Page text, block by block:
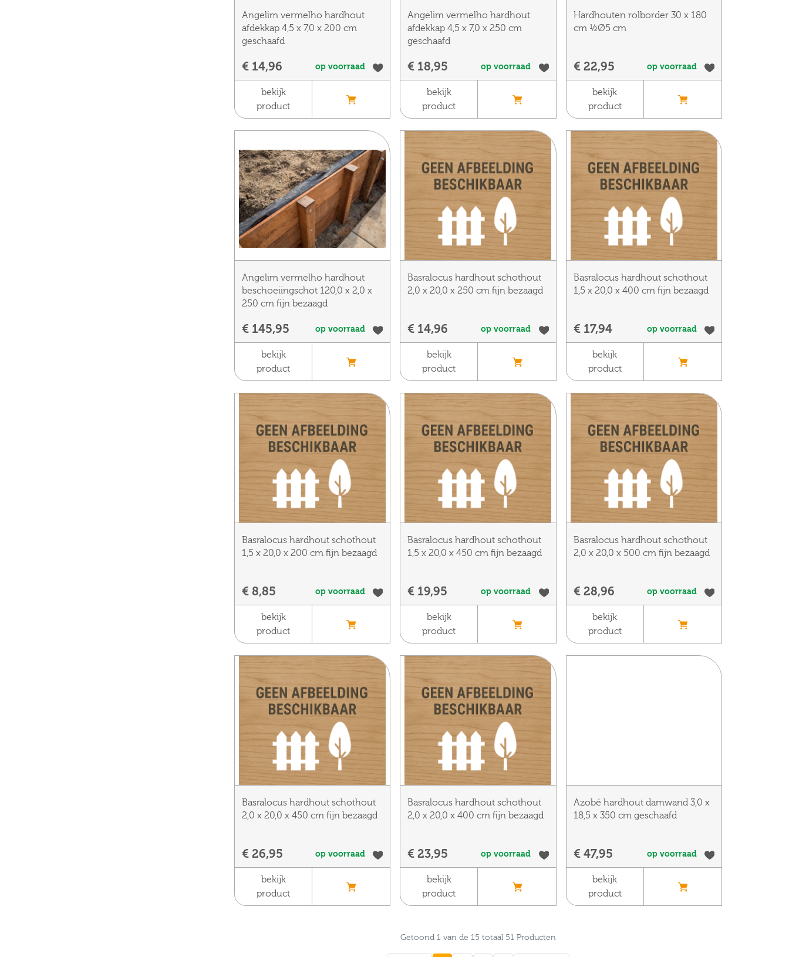
Angelim vermelho hardhout
afdekkap 4,5 x 7,0 x 200 cm
geschaafd
€ 14,96 op voorraad
bekijk
product
Angelim vermelho hardhout
afdekkap 4,5 x 7,0 x 250 cm
geschaafd
€ 18,95 op voorraad
bekijk
product
Hardhouten rolborder 30 x 180
cm ½Ø5 cm
€ 22,95 op voorraad
bekijk
product
Angelim vermelho hardhout
beschoeiingschot 120,0 x 2,0 x
250 cm fijn bezaagd
€ 145,95 op voorraad
bekijk
product
Basralocus hardhout schothout
2,0 x 20,0 x 250 cm fijn bezaagd
€ 14,96 op voorraad
bekijk
product
Basralocus hardhout schothout
1,5 x 20,0 x 400 cm fijn bezaagd
€ 17,94 op voorraad
bekijk
product
Basralocus hardhout schothout
1,5 x 20,0 x 200 cm fijn bezaagd
€ 8,85 op voorraad
bekijk
product
Basralocus hardhout schothout
1,5 x 20,0 x 450 cm fijn bezaagd
€ 19,95 op voorraad
bekijk
product
Basralocus hardhout schothout
2,0 x 20,0 x 500 cm fijn bezaagd
€ 28,96 op voorraad
bekijk
product
Basralocus hardhout schothout
2,0 x 20,0 x 450 cm fijn bezaagd
€ 26,95 op voorraad
bekijk
product
Basralocus hardhout schothout
2,0 x 20,0 x 400 cm fijn bezaagd
€ 23,95 op voorraad
bekijk
product
Azobé hardhout damwand 3,0 x
18,5 x 350 cm geschaafd
€ 47,95 op voorraad
bekijk
product
Getoond 1 van de 15 totaal 51 Producten